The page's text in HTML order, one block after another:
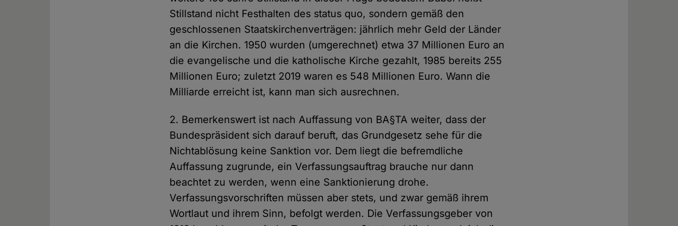
Stillstand nicht Festhalten des status quo, sondern gemäß den
geschlossenen Staatskirchenverträgen: jährlich mehr Geld der Länder
an die Kirchen. 1950 wurden (umgerechnet) etwa 37 Millionen Euro an
die evangelische und die katholische Kirche gezahlt, 1985 bereits 255
Millionen Euro; zuletzt 2019 waren es 548 Millionen Euro. Wann die
Milliarde erreicht ist, kann man sich ausrechnen.
2. Bemerkenswert ist nach Auffassung von BA§TA weiter, dass der
Bundespräsident sich darauf beruft, das Grundgesetz sehe für die
Nichtablösung keine Sanktion vor. Dem liegt die befremdliche
Auffassung zugrunde, ein Verfassungsauftrag brauche nur dann
beachtet zu werden, wenn eine Sanktionierung drohe.
Verfassungsvorschriften müssen aber stets, und zwar gemäß ihrem
Wortlaut und ihrem Sinn, befolgt werden. Die Verfassungsgeber von